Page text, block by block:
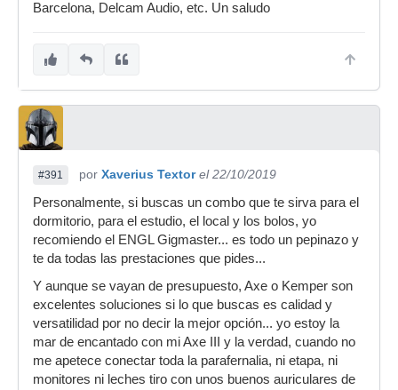
Barcelona, Delcam Audio, etc. Un saludo
#391 por Xaverius Textor el 22/10/2019
Personalmente, si buscas un combo que te sirva para el
dormitorio, para el estudio, el local y los bolos, yo
recomiendo el ENGL Gigmaster... es todo un pepinazo y
te da todas las prestaciones que pides...
Y aunque se vayan de presupuesto, Axe o Kemper son
excelentes soluciones si lo que buscas es calidad y
versatilidad por no decir la mejor opción... yo estoy la
mar de encantado con mi Axe III y la verdad, cuando no
me apetece conectar toda la parafernalia, ni etapa, ni
monitores ni leches tiro con unos buenos auriculares de